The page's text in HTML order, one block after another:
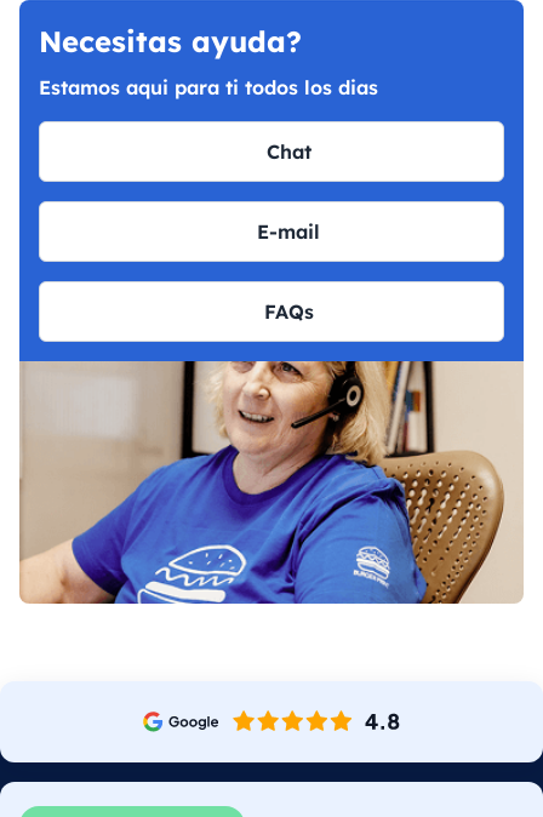
Necesitas ayuda?
Estamos aqui para ti todos los dias
Chat
E-mail
FAQs